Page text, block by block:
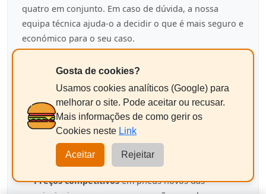
quatro em conjunto. Em caso de dúvida, a nossa
equipa técnica ajuda-o a decidir o que é mais seguro e
económico para o seu caso.
Porquê escolher a Pneu Beato?
Agente ContiService certificado , com
aconselhamento técnico especializado para cada
estilo de condução.
Montagem, equilibragem digital e válvula nova
na nossa oficina em Lisboa, com agendamento
online.
Preços competitivosem pneus novos das
Gosta de cookies?
Usamos cookies analíticos (Google) para
melhorar o site. Pode aceitar ou recusar.
Mais informações de como gerir os
Cookies neste Link
Aceitar Rejeitar